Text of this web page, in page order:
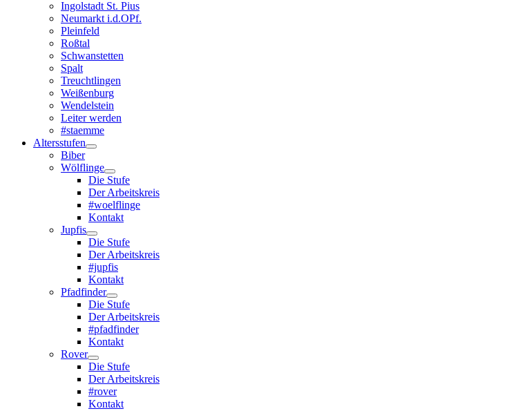
Ingolstadt St. Pius
Neumarkt i.d.OPf.
Pleinfeld
Roßtal
Schwanstetten
Spalt
Treuchtlingen
Weißenburg
Wendelstein
Leiter werden
#staemme
Altersstufen
Biber
Wölflinge
Die Stufe
Der Arbeitskreis
#woelflinge
Kontakt
Jupfis
Die Stufe
Der Arbeitskreis
#jupfis
Kontakt
Pfadfinder
Die Stufe
Der Arbeitskreis
#pfadfinder
Kontakt
Rover
Die Stufe
Der Arbeitskreis
#rover
Kontakt